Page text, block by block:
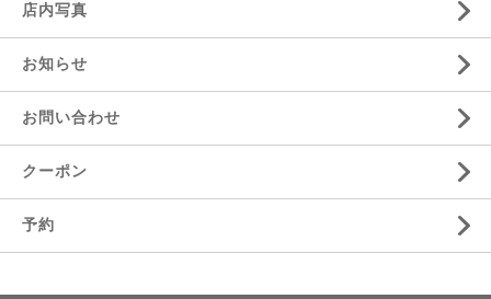
店内写真
お知らせ
お問い合わせ
クーポン
予約